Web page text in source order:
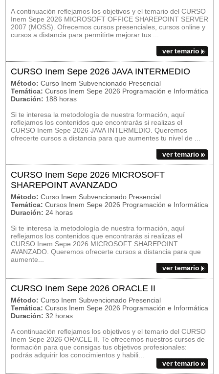
A continuación reflejamos los objetivos y el temario del CURSO
Inem Sepe 2026 MICROSOFT OFFICE SHAREPOINT SERVER
2007 (MOSS). Ofrecemos cursos presenciales, cursos online y
cursos a distancia para permitirte mejorar tus ...
ver temario
CURSO Inem Sepe 2026 JAVA INTERMEDIO
Método: Curso Inem Subvencionado Presencial
Temática: Cursos Inem Sepe 2026 Programación e Informática
Duración: 188 horas
Si te interesa la metodología de nuestra formación, aquí
reflejamos los contenidos que encontrarás si realizas el
CURSO Inem Sepe 2026 JAVA INTERMEDIO. Queremos
ofrecerte cursos a distancia para que aumentes tu nivel de ...
ver temario
CURSO Inem Sepe 2026 MICROSOFT
SHAREPOINT AVANZADO
Método: Curso Inem Subvencionado Presencial
Temática: Cursos Inem Sepe 2026 Programación e Informática
Duración: 24 horas
Si te interesa la metodología de nuestra formación, aquí
reflejamos los contenidos que encontrarás si realizas el
CURSO Inem Sepe 2026 MICROSOFT SHAREPOINT
AVANZADO. Queremos ofrecerte cursos a distancia para que
aumente...
ver temario
CURSO Inem Sepe 2026 ORACLE II
Método: Curso Inem Subvencionado Presencial
Temática: Cursos Inem Sepe 2026 Programación e Informática
Duración: 32 horas
A continuación reflejamos los objetivos y el temario del CURSO
Inem Sepe 2026 ORACLE II. Te ofrecemos nuestros cursos de
formación para que consigas tus objetivos profesionales:
podrás adquirir los conocimientos y habili...
ver temario